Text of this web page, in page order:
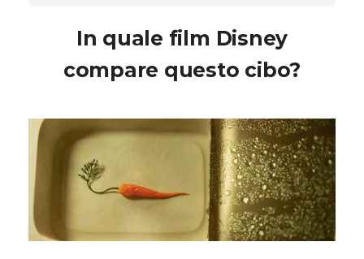
In quale film Disney
compare questo cibo?